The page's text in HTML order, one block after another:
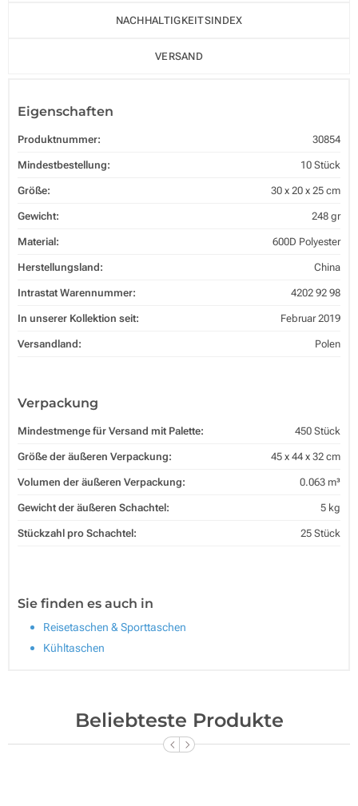
NACHHALTIGKEITSINDEX
VERSAND
Eigenschaften
Produktnummer: 30854
Mindestbestellung: 10 Stück
Größe: 30 x 20 x 25 cm
Gewicht: 248 gr
Material: 600D Polyester
Herstellungsland: China
Intrastat Warennummer: 4202 92 98
In unserer Kollektion seit: Februar 2019
Versandland: Polen
Verpackung
Mindestmenge für Versand mit Palette: 450 Stück
Größe der äußeren Verpackung: 45 x 44 x 32 cm
Volumen der äußeren Verpackung: 0.063 m³
Gewicht der äußeren Schachtel: 5 kg
Stückzahl pro Schachtel: 25 Stück
Sie finden es auch in
Reisetaschen & Sporttaschen
Kühltaschen
Beliebteste Produkte